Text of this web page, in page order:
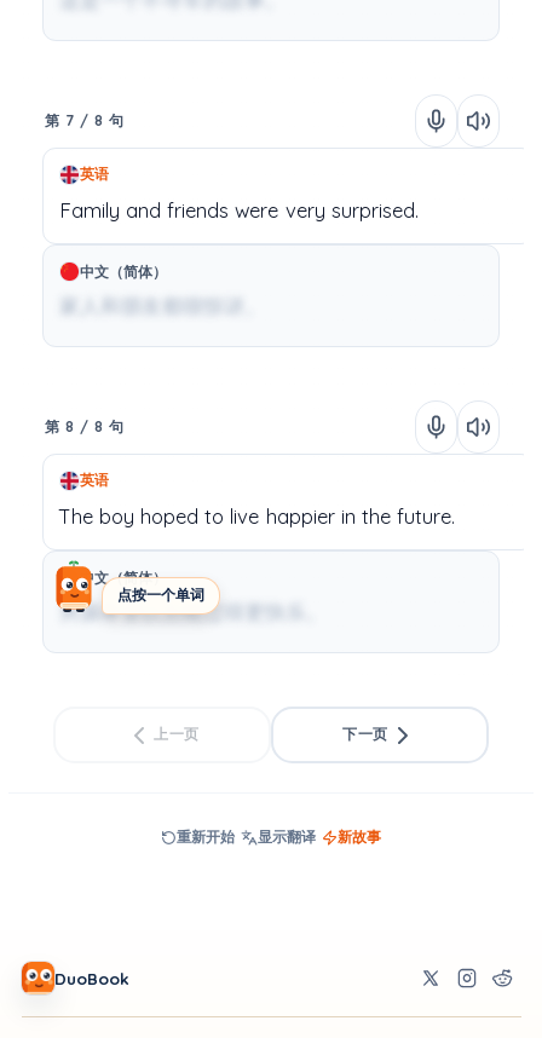
点按一个单词
第 7 / 8 句
英语
Family and friendswere very surprised.
中文（简体）
第 8 / 8 句
英语
The boy hoped to live happier in the future.
中文（简体）
男孩希望以后能过得更快乐。
上一页 下一页
重新开始 显示翻译 新故事
DuoBook